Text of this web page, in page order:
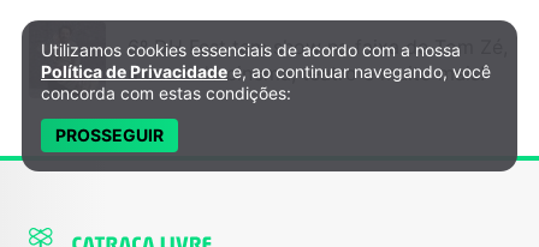
6º DH Fest tem show na faixa de Tom Zé,
mostra de cinema, teatro e muito mais!
Política de Privacidade e Cookies
Utilizamos cookies essenciais de acordo com a nossa
Política de Privacidade e, ao continuar navegando, você
concorda com estas condições:
PROSSEGUIR